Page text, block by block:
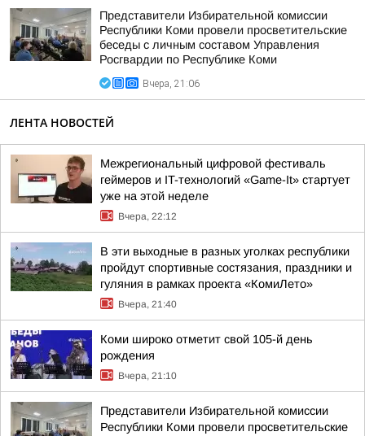
Представители Избирательной комиссии
Республики Коми провели просветительские
беседы с личным составом Управления
Росгвардии по Республике Коми
Вчера, 21:06
ЛЕНТА НОВОСТЕЙ
Межрегиональный цифровой фестиваль
геймеров и IT-технологий «Game-It» стартует
уже на этой неделе
Вчера, 22:12
В эти выходные в разных уголках республики
пройдут спортивные состязания, праздники и
гуляния в рамках проекта «КомиЛето»
Вчера, 21:40
Коми широко отметит свой 105-й день
рождения
Вчера, 21:10
Представители Избирательной комиссии
Республики Коми провели просветительские